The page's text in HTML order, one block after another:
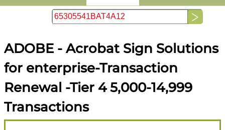
ADOBE - Acrobat Sign Solutions
for enterprise-Transaction
Renewal -Tier 4 5,000-14,999
Transactions